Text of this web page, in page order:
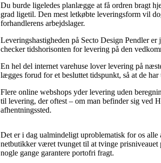
Du burde ligeledes planlægge at få ordren bragt
grad ligetil. Den mest letkøbte leveringsform vil
forhandlerens arbejdslager.
Leveringshastigheden på Secto Design Pendler
checker tidshorisonten for levering på den
En hel del internet varehuse lover levering på
lægges forud for et besluttet tidspunkt, så at de
Flere online webshops yder levering uden
til levering, der oftest – om man befinder sig ved
afhentningssted.
Det er i dag ualmindeligt uproblematisk for os alle
netbutikker været tvunget til at tvinge
nogle gange garantere portofri fragt.